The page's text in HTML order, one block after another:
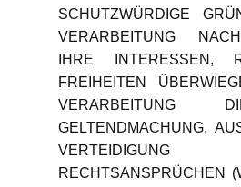
SCHUTZWÜRDIGE
VERARBEITUNG
IHRE INTERESSEN,
FREIHEITEN
VERARBEITUNG
GELTENDMACHUNG,
RECHTSANSPRÜCHEN